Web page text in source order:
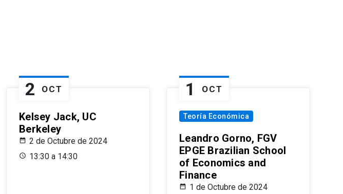
2 OCT
Kelsey Jack, UC
Berkeley
2 de Octubre de 2024
13:30 a 14:30
1 OCT
Teoría Económica
Leandro Gorno, FGV
EPGE Brazilian School
of Economics and
Finance
1 de Octubre de 2024